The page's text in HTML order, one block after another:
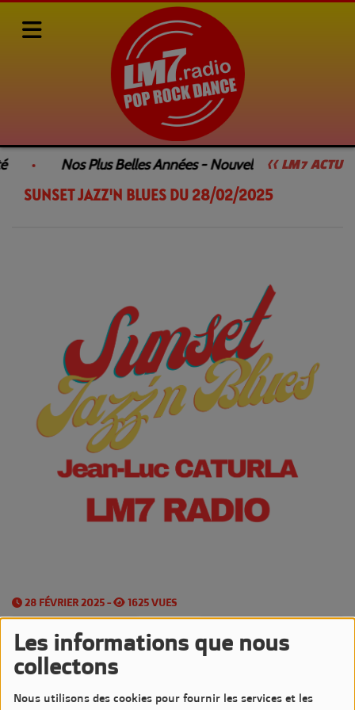
Les informations que nous
collectons
Nous utilisons des cookies pour fournir les services et les
<< LM7 ACTU
Nos Plus Belles Années - Nouvelle Émission
Rediffusions de nos émissions SUNSET JAZZ'N BLUES
SUNSET JAZZ'N BLUES DU 28/02/2025
28 FÉVRIER 2025 - 1625 VUES
Écouter le podcast
LesVendredis
avec l'émissionSunset Jazz'n Blues